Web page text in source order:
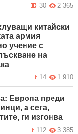
2 365
30
китайски
армия
учение с
на
1 910
14
Европа преди
а сега,
ги изгонва
3 385
112